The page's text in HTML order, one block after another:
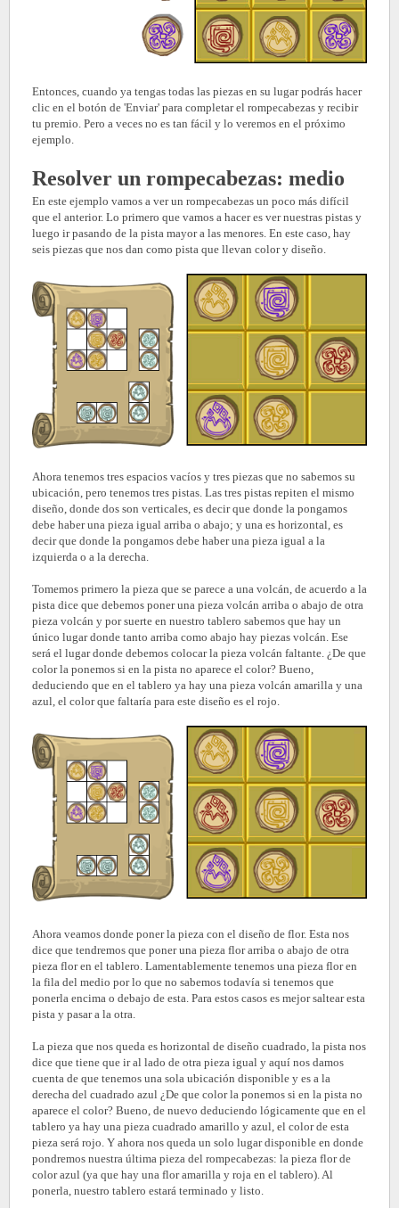
Entonces, cuando ya tengas todas las piezas en su lugar podrás hacer
clic en el botón de 'Enviar' para completar el rompecabezas y recibir
tu premio. Pero a veces no es tan fácil y lo veremos en el próximo
ejemplo.
Resolver un rompecabezas: medio
En este ejemplo vamos a ver un rompecabezas un poco más difícil
que el anterior. Lo primero que vamos a hacer es ver nuestras pistas y
luego ir pasando de la pista mayor a las menores. En este caso, hay
seis piezas que nos dan como pista que llevan color y diseño.
Ahora tenemos tres espacios vacíos y tres piezas que no sabemos su
ubicación, pero tenemos tres pistas. Las tres pistas repiten el mismo
diseño, donde dos son verticales, es decir que donde la pongamos
debe haber una pieza igual arriba o abajo; y una es horizontal, es
decir que donde la pongamos debe haber una pieza igual a la
izquierda o a la derecha.
Tomemos primero la pieza que se parece a una volcán, de acuerdo a la
pista dice que debemos poner una pieza volcán arriba o abajo de otra
pieza volcán y por suerte en nuestro tablero sabemos que hay un
único lugar donde tanto arriba como abajo hay piezas volcán. Ese
será el lugar donde debemos colocar la pieza volcán faltante. ¿De que
color la ponemos si en la pista no aparece el color? Bueno,
deduciendo que en el tablero ya hay una pieza volcán amarilla y una
azul, el color que faltaría para este diseño es el rojo.
Ahora veamos donde poner la pieza con el diseño de flor. Esta nos
dice que tendremos que poner una pieza flor arriba o abajo de otra
pieza flor en el tablero. Lamentablemente tenemos una pieza flor en
la fila del medio por lo que no sabemos todavía si tenemos que
ponerla encima o debajo de esta. Para estos casos es mejor saltear esta
pista y pasar a la otra.
La pieza que nos queda es horizontal de diseño cuadrado, la pista nos
dice que tiene que ir al lado de otra pieza igual y aquí nos damos
cuenta de que tenemos una sola ubicación disponible y es a la
derecha del cuadrado azul ¿De que color la ponemos si en la pista no
aparece el color? Bueno, de nuevo deduciendo lógicamente que en el
tablero ya hay una pieza cuadrado amarillo y azul, el color de esta
pieza será rojo. Y ahora nos queda un solo lugar disponible en donde
pondremos nuestra última pieza del rompecabezas: la pieza flor de
color azul (ya que hay una flor amarilla y roja en el tablero). Al
ponerla, nuestro tablero estará terminado y listo.